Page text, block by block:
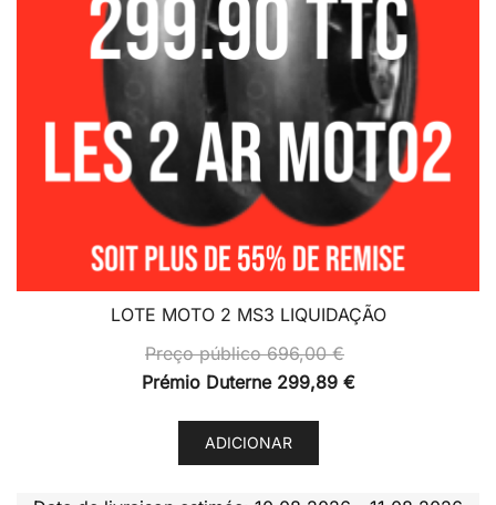
LOTE MOTO 2 MS3 LIQUIDAÇÃO
Preço público696,00€
Prémio Duterne 299,89 €
ADICIONAR